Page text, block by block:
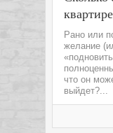
Рано или
желание
что он
выйдет?...